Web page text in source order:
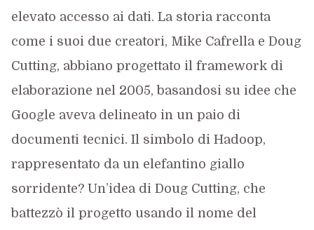
elevato accesso ai dati. La storia racconta
come i suoi due creatori, Mike Cafrella e Doug
Cutting, abbiano progettato il framework di
elaborazione nel 2005, basandosi su idee che
Google aveva delineato in un paio di
documenti tecnici. Il simbolo di Hadoop,
rappresentato da un elefantino giallo
sorridente? Un’idea di Doug Cutting, che
battezzò il progetto usando il nome del